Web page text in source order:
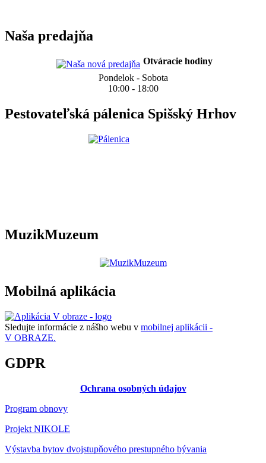
Naša predajňa
Otváracie hodiny
Pondelok - Sobota
10:00 - 18:00
Pestovateľská pálenica Spišský Hrhov
MuzikMuzeum
Mobilná aplikácia
Sledujte informácie z nášho webu v mobilnej aplikácii -
V OBRAZE.
GDPR
Ochrana osobných údajov
Program obnovy
Projekt NIKOLE
Výstavba bytov dvojstupňového prestupného bývania